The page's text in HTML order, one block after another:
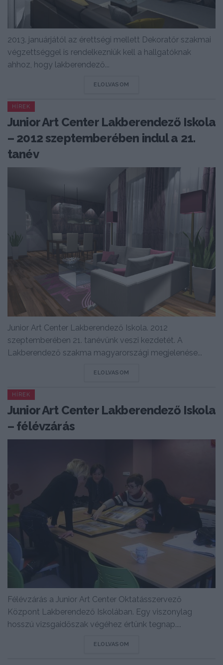
2013. januárjától az érettségi mellett Dekoratőr szakmai
végzettséggel is rendelkezniük kell a hallgatóknak
ahhoz, hogy lakberendező...
ELOLVASOM
HÍREK
Junior Art Center Lakberendező Iskola
– 2012 szeptemberében indul a 21.
tanév
Junior Art Center Lakberendező Iskola. 2012
szeptemberében 21. tanévünk veszi kezdetét. A
Lakberendező szakma magyarországi megjelenése...
ELOLVASOM
HÍREK
Junior Art Center Lakberendező Iskola
– félévzárás
Félévzárás a Junior Art Center Oktatásszervező
Központ Lakberendező Iskolában. Egy viszonylag
hosszú vizsgaidőszak végéhez értünk tegnap....
ELOLVASOM